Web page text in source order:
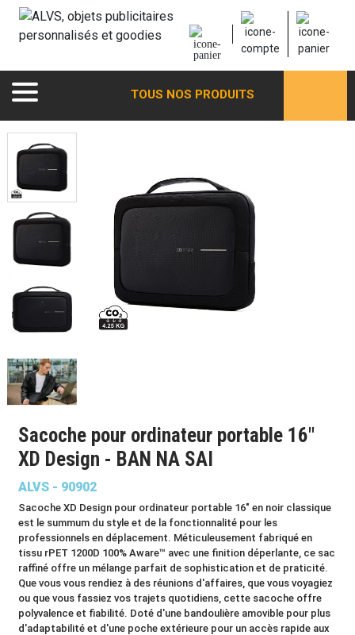
TOUS NOS PRODUITS
Sacoche pour ordinateur portable 16"
XD Design - BAN NA SAI
ALVS - 90902
Sacoche XD Design pour ordinateur portable 16" en noir classique
est le summum du style et de la fonctionnalité pour les
professionnels en déplacement. Méticuleusement fabriqué en
tissu rPET 1200D 100% Aware™ avec une finition déperlante, ce sac
raffiné offre un mélange parfait de sophistication et de praticité.
Que vous vous rendiez à des réunions d'affaires, que vous voyagiez
ou que vous fassiez vos trajets quotidiens, cette sacoche offre
polyvalence et fiabilité. Doté d'une bandoulière amovible pour plus
d'adaptabilité et d'une poche extérieure pour un accès rapide aux